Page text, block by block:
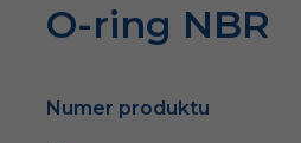
O-ring NBR
Numer produktu